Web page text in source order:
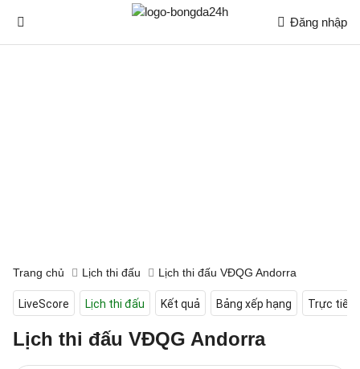
Đăng nhập
Trang chủ Lịch thi đấu Lịch thi đấu VĐQG Andorra
LiveScore Lịch thi đấu Kết quả Bảng xếp hạng Trực tiếp
Lịch thi đấu VĐQG Andorra